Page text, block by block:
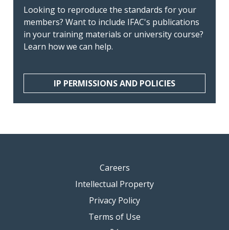
Looking to reproduce the standards for your
members? Want to include IFAC's publications
in your training materials or university course?
Learn how we can help.
IP PERMISSIONS AND POLICIES
Careers
Intellectual Property
Privacy Policy
Terms of Use